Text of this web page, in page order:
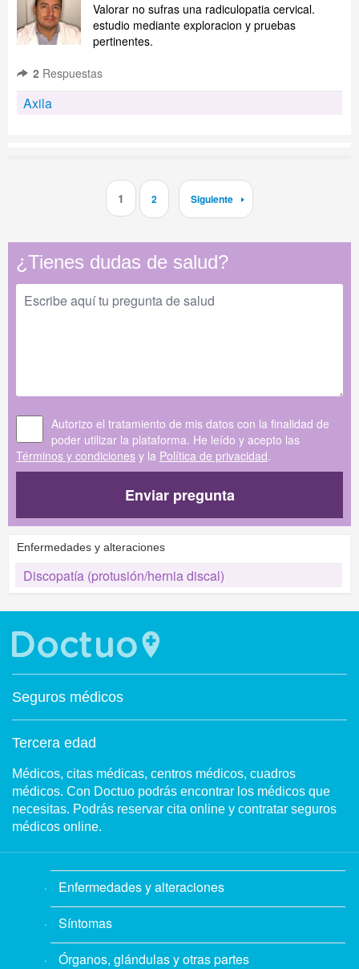
Valorar no sufras una radiculopatia cervical.
estudio mediante exploracion y pruebas
pertinentes.
2 Respuestas
Axila
1 2 Siguiente
¿Tienes dudas de salud?
Autorizo el tratamiento de mis datos con la finalidad de
poder utilizar la plataforma. He leído y acepto las
Términos y condiciones y la Política de privacidad.
Enviar pregunta
Enfermedades y alteraciones
Discopatía (protusión/hernia discal)
Seguros médicos
Tercera edad
Médicos, citas médicas, centros médicos, cuadros
médicos. Con Doctuo podrás encontrar los médicos que
necesitas. Podrás reservar cita online y contratar seguros
médicos online.
Enfermedades y alteraciones
Síntomas
Órganos, glándulas y otras partes